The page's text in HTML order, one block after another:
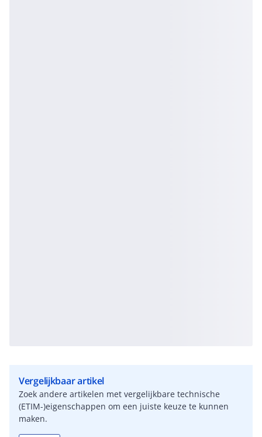
Vergelijkbaar artikel
Zoek andere artikelen met vergelijkbare technische
(ETIM-)eigenschappen om een juiste keuze te kunnen
maken.